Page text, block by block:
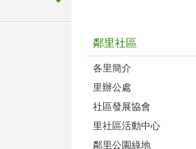
鄰里社區
各里簡介
里辦公處
社區發展協會
里社區活動中心
鄰里公園綠地